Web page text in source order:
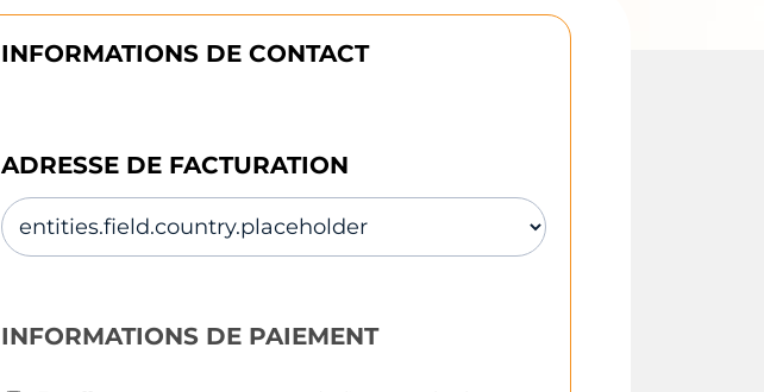
INFORMATIONS DE CONTACT
ADRESSE DE FACTURATION
INFORMATIONS DE PAIEMENT